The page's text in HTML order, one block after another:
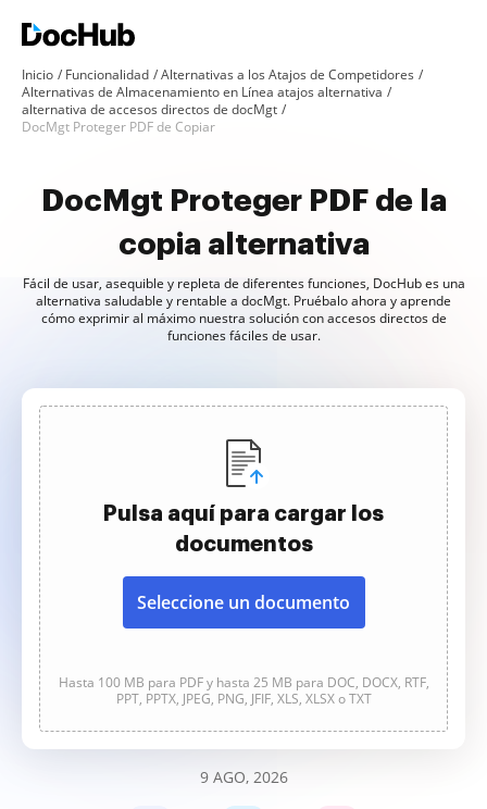
Inicio Funcionalidad
Alternativas a los Atajos de Competidores
Alternativas de Almacenamiento en Línea atajos alternativa
alternativa de accesos directos de docMgt
DocMgt Proteger PDF de Copiar
DocMgt Proteger PDF de la
copia alternativa
Fácil de usar, asequible y repleta de diferentes funciones, DocHub es una
alternativa saludable y rentable a docMgt. Pruébalo ahora y aprende
cómo exprimir al máximo nuestra solución con accesos directos de
funciones fáciles de usar.
Pulsa aquí para cargar los
documentos
Seleccione un documento
Hasta 100 MB para PDF y hasta 25 MB para DOC, DOCX, RTF,
PPT, PPTX, JPEG, PNG, JFIF, XLS, XLSX o TXT
9 AGO, 2026